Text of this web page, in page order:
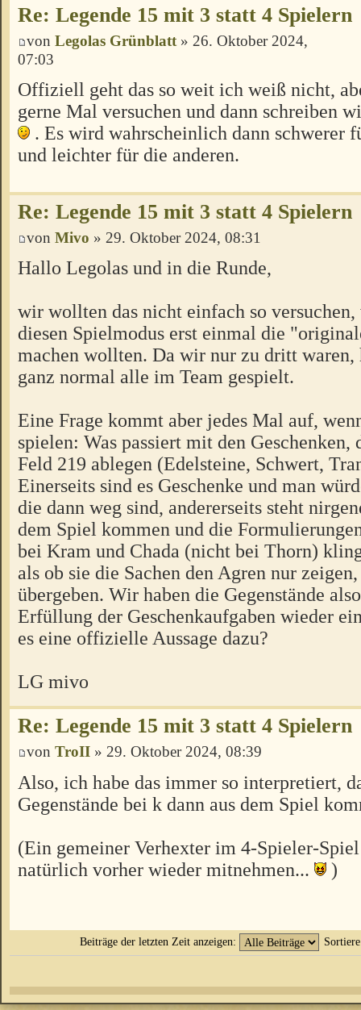
Re: Legende 15 mit 3 statt 4 Spielern
von Legolas Grünblatt » 26. Oktober 2024,
07:03
Offiziell geht das so weit ich weiß nicht,
gerne Mal versuchen und dann schreiben
. Es wird wahrscheinlich dann schwerer
und leichter für die anderen.
Re: Legende 15 mit 3 statt 4 Spielern
von Mivo » 29. Oktober 2024, 08:31
Hallo Legolas und in die Runde,
wir wollten das nicht einfach so
diesen Spielmodus erst einmal die
machen wollten. Da wir nur zu dritt waren,
ganz normal alle im Team gespielt.
Eine Frage kommt aber jedes Mal auf,
spielen: Was passiert mit den
Feld 219 ablegen (Edelsteine, Schwert,
Einerseits sind es Geschenke und man
die dann weg sind, andererseits steht
dem Spiel kommen und die
bei Kram und Chada (nicht bei Thorn)
als ob sie die Sachen den Agren nur
übergeben. Wir haben die Gegenstände
Erfüllung der Geschenkaufgaben wieder
es eine offizielle Aussage dazu?
LG mivo
Re: Legende 15 mit 3 statt 4 Spielern
von TroII » 29. Oktober 2024, 08:39
Also, ich habe das immer so interpretiert,
Gegenstände bei k dann aus dem Spiel
(Ein gemeiner Verhexter im 4-Spieler-
natürlich vorher wieder mitnehmen...
)
Beiträge der letzten Zeit anzeigen: